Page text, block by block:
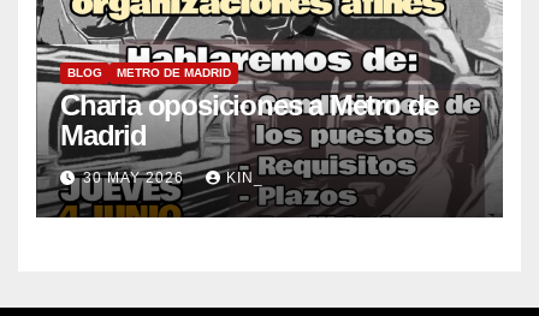
BLOG METRO DE MADRID
Charla oposiciones a Metro de
Madrid
30 MAY 2026 KIN_